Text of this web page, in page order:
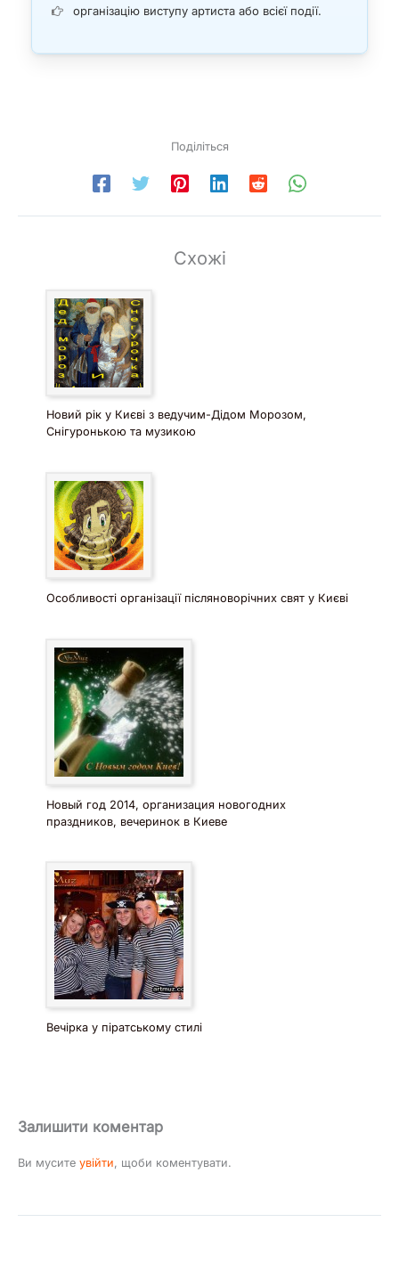
організацію виступу артиста або всієї події.
Поділіться
Схожі
Новий рік у Києві з ведучим-Дідом Морозом,
Снігуронькою та музикою
Особливості організації післяноворічних свят у Києві
Новый год 2014, организация новогодних
праздников, вечеринок в Киеве
Вечірка у піратському стилі
Залишити коментар
Ви мусите увійти, щоби коментувати.